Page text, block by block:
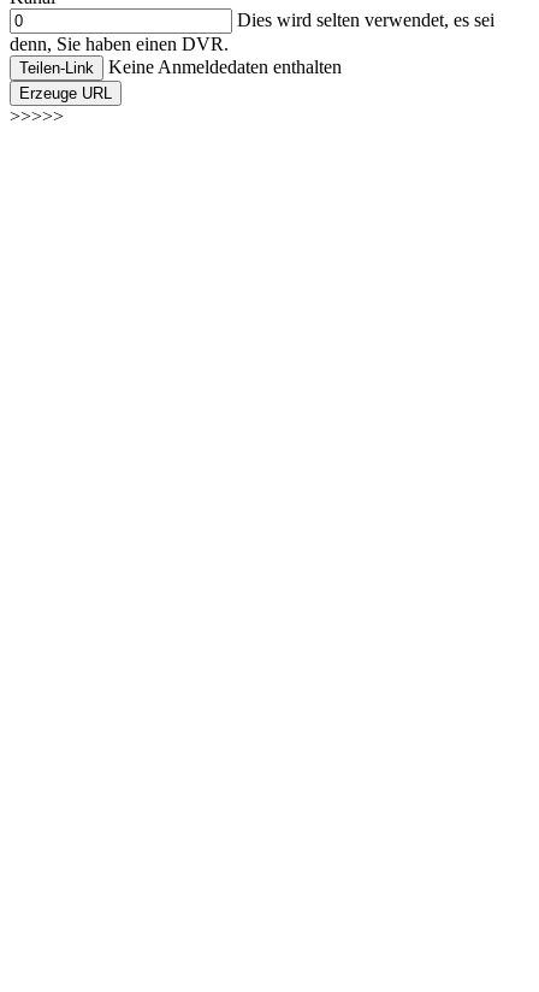
Dies wird selten verwendet, es sei
denn, Sie haben einen DVR.
Teilen-Link Keine Anmeldedaten enthalten
Erzeuge URL
>>>>>